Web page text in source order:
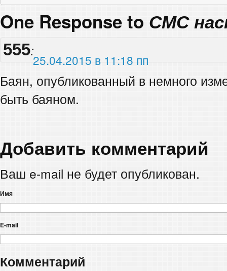
One Response to СМС
555:
25.04.2015 в 11:18 пп
Баян, опубликованный в немного
быть баяном.
Добавить комментарий
Ваш e-mail не будет опубликован.
Имя
E-mail
Комментарий